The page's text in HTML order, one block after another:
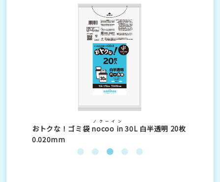
おトクな！ゴミ袋 nocoo in
ノクーイン
30L 白半透明 20枚
0.020mm